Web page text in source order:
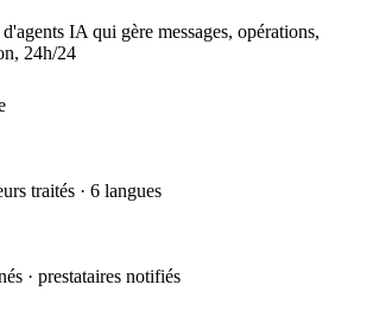
IA qui gère messages, opérations,
24h/24
traités · 6 langues
· prestataires notifiés